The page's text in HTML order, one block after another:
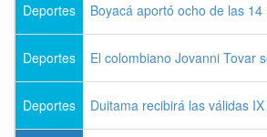
Deportes Boyacá aportó ocho de las
Deportes El colombiano Jovanni Tovar
Deportes Duitama recibirá las válidas